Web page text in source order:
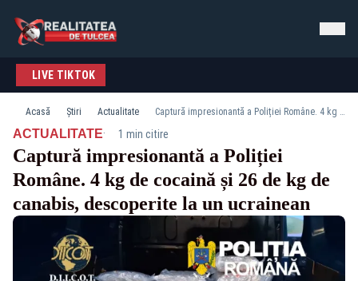
LIVE TIKTOK
Acasă Știri Actualitate Captură impresionantă a Poliției Române. 4 kg de cocaină și 26 de kg de canabis, descoperite la un ucrainean
ACTUALITATE· 1 min citire
Captură impresionantă a Poliției
Române. 4 kg de cocaină și 26 de kg de
canabis, descoperite la un ucrainean